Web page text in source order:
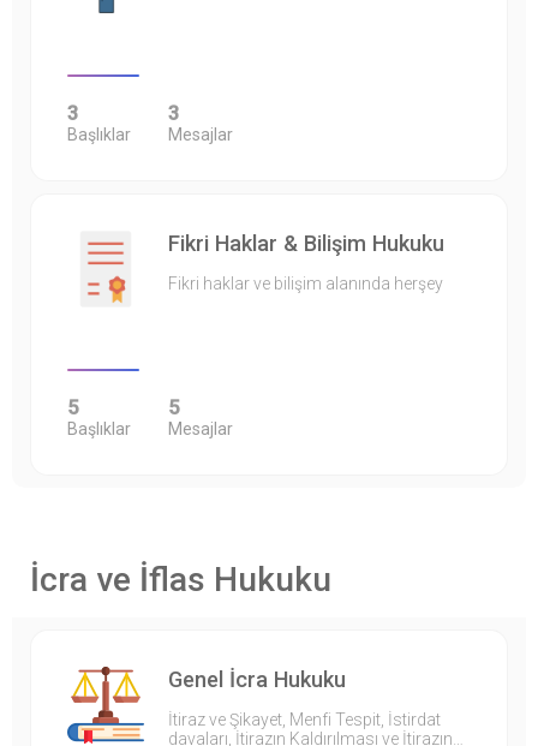
3
Başlıklar
3
Mesajlar
Fikri Haklar & Bilişim Hukuku
Fikri haklar ve bilişim alanında herşey
5
Başlıklar
5
Mesajlar
İcra ve İflas Hukuku
Genel İcra Hukuku
İtiraz ve Şikayet, Menfi Tespit, İstirdat
davaları, İtirazın Kaldırılması ve İtirazın…